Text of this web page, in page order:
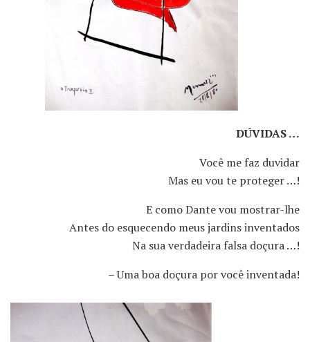
DÚVIDAS …
Você me faz duvidar
Mas eu vou te proteger …!
E como Dante vou mostrar-lhe
Antes do esquecendo meus jardins inventados
Na sua verdadeira falsa doçura …!
– Uma boa doçura por você inventada!